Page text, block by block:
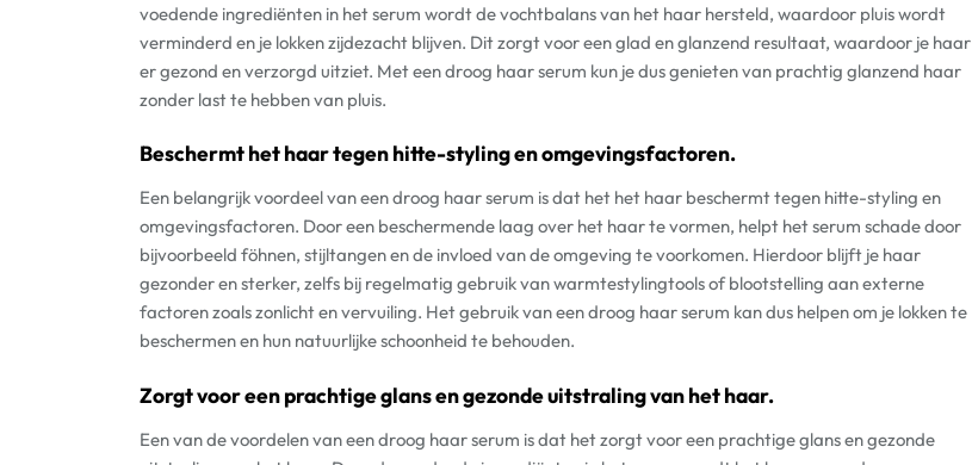
voedende ingrediënten in het serum wordt de vochtbalans van het haar hersteld, waardoor pluis wordt
verminderd en je lokken zijdezacht blijven. Dit zorgt voor een glad en glanzend resultaat, waardoor je haar
er gezond en verzorgd uitziet. Met een droog haar serum kun je dus genieten van prachtig glanzend haar
zonder last te hebben van pluis.
Beschermt het haar tegen hitte-styling en omgevingsfactoren.
Een belangrijk voordeel van een droog haar serum is dat het het haar beschermt tegen hitte-styling en
omgevingsfactoren. Door een beschermende laag over het haar te vormen, helpt het serum schade door
bijvoorbeeld föhnen, stijltangen en de invloed van de omgeving te voorkomen. Hierdoor blijft je haar
gezonder en sterker, zelfs bij regelmatig gebruik van warmtestylingtools of blootstelling aan externe
factoren zoals zonlicht en vervuiling. Het gebruik van een droog haar serum kan dus helpen om je lokken te
beschermen en hun natuurlijke schoonheid te behouden.
Zorgt voor een prachtige glans en gezonde uitstraling van het haar.
Een van de voordelen van een droog haar serum is dat het zorgt voor een prachtige glans en gezonde